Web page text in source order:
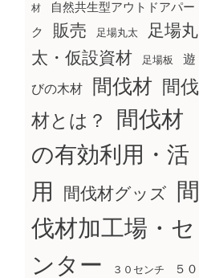
材
自然共生型アウトドアパー
ク
販売 足場丸太
足場丸
太・仮設資材
足場板 遊
びの木材 間伐材 間伐
材とは？
間伐材
の有効利用・活
用
間伐材グッズ
間
伐材加工場・セ
ンター
３０センチ ５０